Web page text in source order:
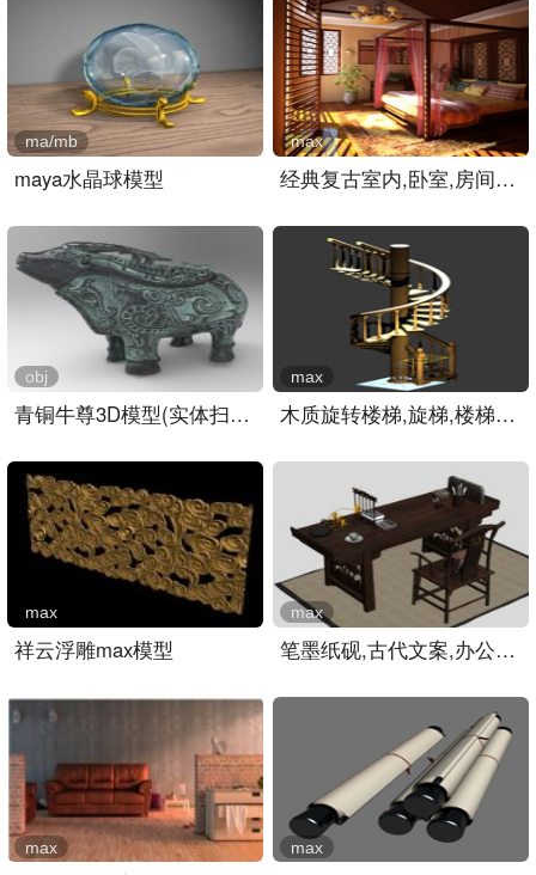
maya水晶球模型
ma/mb
经典复古室内,卧室,房间3D..
max
青铜牛尊3D模型(实体扫描)..
obj
木质旋转楼梯,旋梯,楼梯3D..
max
祥云浮雕max模型
max
笔墨纸砚,古代文案,办公桌..
max
max max